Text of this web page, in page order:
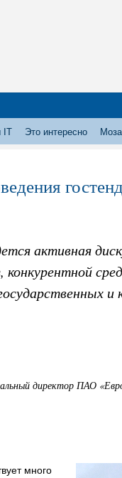
IT Это интересно
активная
конкурентной
и
директор ПАО
много